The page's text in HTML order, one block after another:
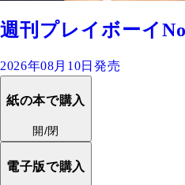
週刊プレイボーイ
2026年08月10日発売
紙の本で購入
開/閉
電子版で購入